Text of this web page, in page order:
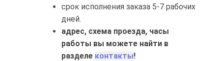
срок исполнения заказа 5-7 рабочих
дней.
адрес, схема проезда, часы
работы вы можете найти в
разделе контакты!